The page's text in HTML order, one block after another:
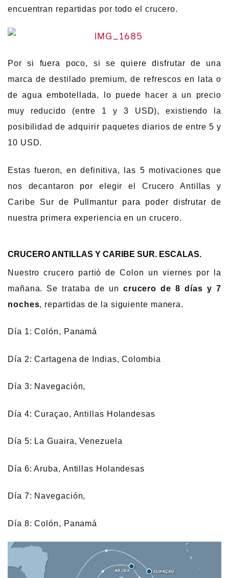
encuentran repartidas por todo el crucero.
Por si fuera poco, si se quiere disfrutar de una
marca de destilado premium, de refrescos en lata o
de agua embotellada, lo puede hacer a un precio
muy reducido (entre 1 y 3 USD), existiendo la
posibilidad de adquirir paquetes diarios de entre 5 y
10 USD.
Estas fueron, en definitiva, las 5 motivaciones que
nos decantaron por elegir el Crucero Antillas y
Caribe Sur de Pullmantur para poder disfrutar de
nuestra primera experiencia en un crucero.
CRUCERO ANTILLAS Y CARIBE SUR. ESCALAS.
Nuestro crucero partió de Colon un viernes por la
mañana. Se trataba de un crucero de 8 días y 7
noches, repartidas de la siguiente manera.
Día 1: Colón, Panamá
Día 2: Cartagena de Indias, Colombia
Día 3: Navegación,
Día 4: Curaçao, Antillas Holandesas
Día 5: La Guaira, Venezuela
Día 6: Aruba, Antillas Holandesas
Día 7: Navegación,
Día 8: Colón, Panamá